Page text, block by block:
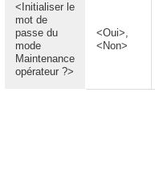
<Initialiser le
mot de
passe du
mode
Maintenance
opérateur ?>
<Oui>,
<Non>